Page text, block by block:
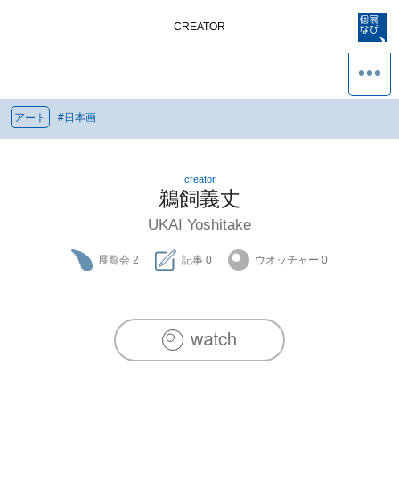
CREATOR
アート #日本画
creator
鵜飼義丈
UKAI Yoshitake
展覧会 2 記事 0 ウオッチャー 0